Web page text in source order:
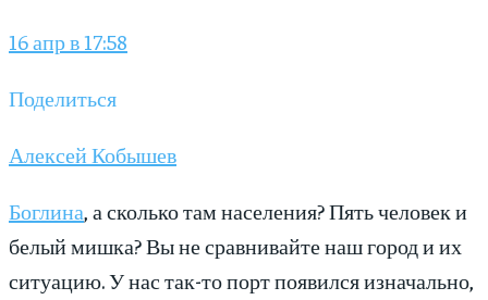
16 апр в 17:58
Поделиться
Алексей Кобышев
Боглина, а сколько там населения? Пять человек и
белый мишка? Вы не сравнивайте наш город и их
ситуацию. У нас так-то порт появился изначально,